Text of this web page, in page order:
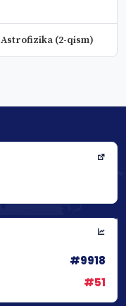
Astrofizika (2-qism)
#9918
#51